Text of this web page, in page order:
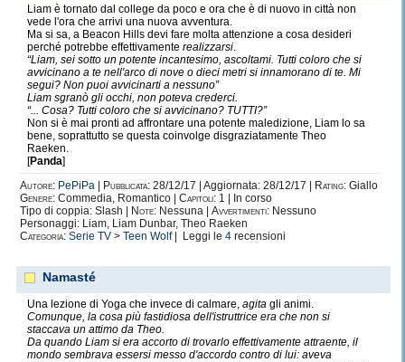
Liam è tornato dal college da poco e ora che è di nuovo in città non
vede l'ora che arrivi una nuova avventura.
Ma si sa, a Beacon Hills devi fare molta attenzione a cosa desideri
perché potrebbe effettivamente realizzarsi.
“Liam, sei sotto un potente incantesimo, ascoltami. Tutti coloro che si
avvicinano a te nell'arco di nove o dieci metri si innamorano di te. Mi
segui? Non puoi avvicinarti a nessuno”
Liam sgranò gli occhi, non poteva crederci.
“... Cosa? Tutti coloro che si avvicinano? TUTTI?”
Non si è mai pronti ad affrontare una potente maledizione, Liam lo sa
bene, soprattutto se questa coinvolge disgraziatamente Theo
Raeken.
[Panda]
Autore: PePiPa Pubblicata: 28/12/17 | Aggiornata: 28/12/17 | Rating: Giallo
Genere: Commedia, Romantico | Capitoli: 1 | In corso
Tipo di coppia: Slash |
Note: Nessuna | Avvertimenti: Nessuno
Personaggi: Liam, Liam Dunbar, Theo Raeken
Categoria: Serie TV > Teen Wolf| Leggi le 4 recensioni
Namasté
Una lezione di Yoga che invece di calmare, agita gli animi.
Comunque, la cosa più fastidiosa dell'istruttrice era che non si
staccava un attimo da Theo.
Da quando Liam si era accorto di trovarlo effettivamente attraente, il
mondo sembrava essersi messo d'accordo contro di lui: aveva